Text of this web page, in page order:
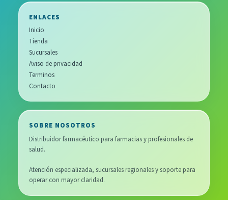
ENLACES
Inicio
Tienda
Sucursales
Aviso de privacidad
Terminos
Contacto
SOBRE NOSOTROS
Distribuidor farmacéutico para farmacias y profesionales de
salud.
Atención especializada, sucursales regionales y soporte para
operar con mayor claridad.